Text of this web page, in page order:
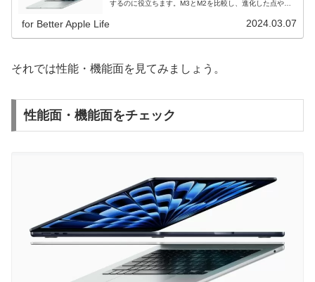
するのに役立ちます。M3とM2を比較し、進化した点やど
for Better Apple Life 2024.03.07
それでは性能・機能面を見てみましょう。
性能面・機能面をチェック